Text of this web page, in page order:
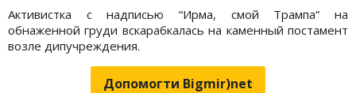
Активистка с надписью “Ирма, смой Трампа“ на
обнаженной груди вскарабкалась на каменный постамент
возле дипучреждения.
Допомогти Bigmir)net